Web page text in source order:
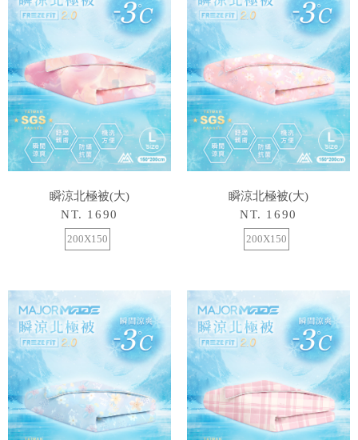
瞬涼北極被(大)
NT. 1690
200X150
瞬涼北極被(大)
NT. 1690
200X150